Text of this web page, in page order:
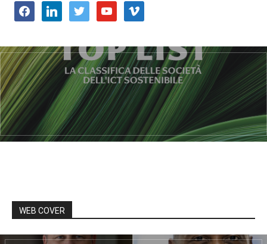
facebooklinkedin twitter youtube vimeo
WEB COVER